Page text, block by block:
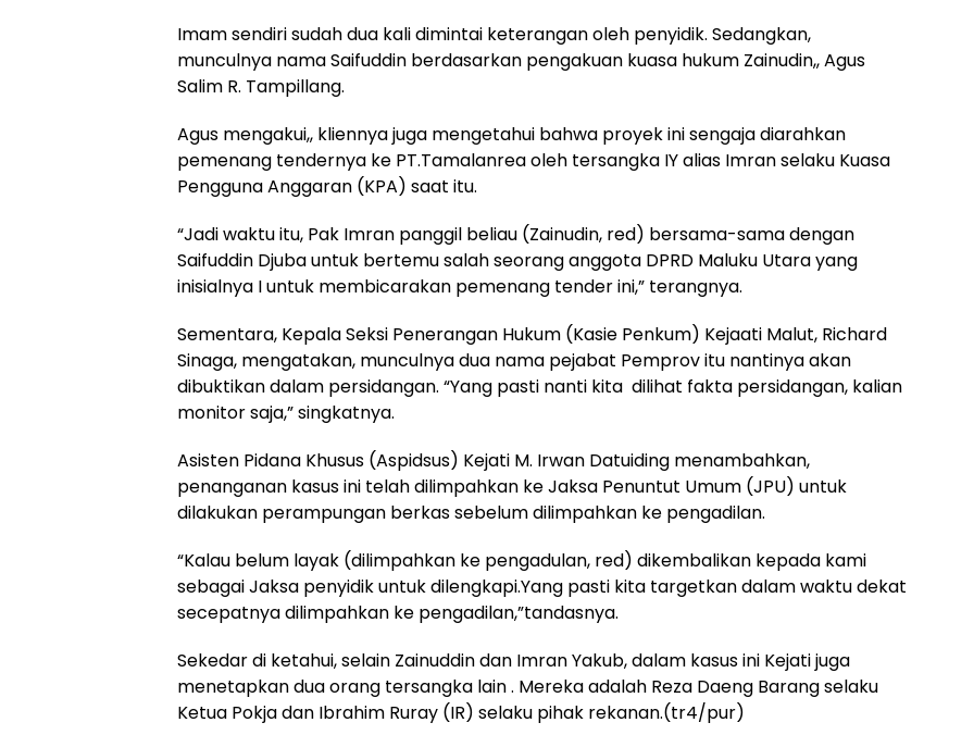
Imam sendiri sudah dua kali dimintai keterangan oleh penyidik. Sedangkan,
munculnya nama Saifuddin berdasarkan pengakuan kuasa hukum Zainudin,, Agus
Salim R. Tampillang.
Agus mengakui,, kliennya juga mengetahui bahwa proyek ini sengaja diarahkan
pemenang tendernya ke PT.Tamalanrea oleh tersangka IY alias Imran selaku Kuasa
Pengguna Anggaran (KPA) saat itu.
“Jadi waktu itu, Pak Imran panggil beliau (Zainudin, red) bersama-sama dengan
Saifuddin Djuba untuk bertemu salah seorang anggota DPRD Maluku Utara yang
inisialnya I untuk membicarakan pemenang tender ini,” terangnya.
Sementara, Kepala Seksi Penerangan Hukum (Kasie Penkum) Kejaati Malut, Richard
Sinaga, mengatakan, munculnya dua nama pejabat Pemprov itu nantinya akan
dibuktikan dalam persidangan. “Yang pasti nanti kita dilihat fakta persidangan, kalian
monitor saja,” singkatnya.
Asisten Pidana Khusus (Aspidsus) Kejati M. Irwan Datuiding menambahkan,
penanganan kasus ini telah dilimpahkan ke Jaksa Penuntut Umum (JPU) untuk
dilakukan perampungan berkas sebelum dilimpahkan ke pengadilan.
“Kalau belum layak (dilimpahkan ke pengadulan, red) dikembalikan kepada kami
sebagai Jaksa penyidik untuk dilengkapi.Yang pasti kita targetkan dalam waktu dekat
secepatnya dilimpahkan ke pengadilan,”tandasnya.
Sekedar di ketahui, selain Zainuddin dan Imran Yakub, dalam kasus ini Kejati juga
menetapkan dua orang tersangka lain . Mereka adalah Reza Daeng Barang selaku
Ketua Pokja dan Ibrahim Ruray (IR) selaku pihak rekanan.(tr4/pur)